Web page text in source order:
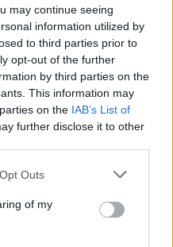
may continue seeing
information utilized by
to third parties prior to
opt-out of the further
by third parties on the
This information may
on the IAB’s List of
further disclose it to other
uses one or more Google
You may click to
and its third-party tags to
purposes in below Google
Outs
of my
του
στο MLS. Οι πιο εξέχοντες
τον Αργεντινό στις